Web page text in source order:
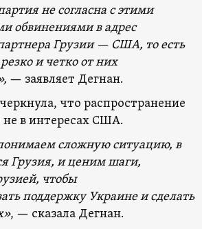
не согласна с этими
обвинениями в адрес
Грузии — США, то есть
и четко от них
— заявляет Дегнан.
что распространение
в интересах США.
сложную ситуацию, в
Грузия, и ценим шаги,
чтобы
поддержку Украине и сделать
, — сказала Дегнан.